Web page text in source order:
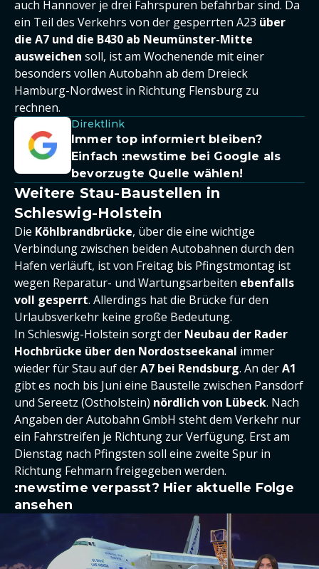
auch Hannover je drei Fahrspuren befahrbar sind. Da
ein Teil des Verkehrs von der gesperrten A23 über
die A7 und die B430 ab Neumünster-Mitte
ausweichen soll, ist am Wochenende mit einer
besonders vollen Autobahn ab dem Dreieck
Hamburg-Nordwest in Richtung Flensburg zu
rechnen.
Direktlink
Immer top informiert bleiben?
Einfach :newstime bei Google als
bevorzugte Quelle wählen!
Weitere Stau-Baustellen in
Schleswig-Holstein
Die Köhlbrandbrücke, über die eine wichtige
Verbindung zwischen beiden Autobahnen durch den
Hafen verläuft, ist von Freitag bis Pfingstmontag ist
wegen Reparatur- und Wartungsarbeiten ebenfalls
voll gesperrt. Allerdings hat die Brücke für den
Urlaubsverkehr keine große Bedeutung.
In Schleswig-Holstein sorgt der Neubau der Rader
Hochbrücke über den Nordostseekanal immer
wieder für Stau auf derA7 bei Rendsburg. An derA1
gibt es noch bis Juni eine Baustelle zwischen Pansdorf
und Sereetz (Ostholstein) nördlich von Lübeck. Nach
Angaben der Autobahn GmbH steht dem Verkehr nur
ein Fahrstreifen je Richtung zur Verfügung. Erst am
Dienstag nach Pfingsten soll eine zweite Spur in
Richtung Fehmarn freigegeben werden.
:newstime verpasst? Hier aktuelle Folge
ansehen